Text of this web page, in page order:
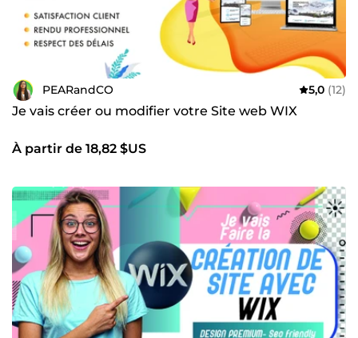
PEARandCO 5,0 (12)
Je vais créer ou modifier votre Site web WIX
À partir de 18,82 $US